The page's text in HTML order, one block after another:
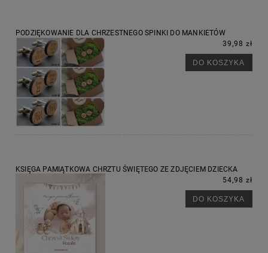
PODZIĘKOWANIE DLA CHRZESTNEGO SPINKI DO MANKIETÓW
39,98 zł
DO KOSZYKA
KSIĘGA PAMIĄTKOWA CHRZTU ŚWIĘTEGO ZE ZDJĘCIEM DZIECKA
54,98 zł
DO KOSZYKA